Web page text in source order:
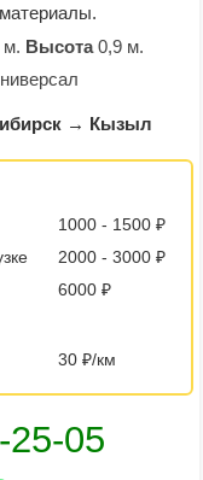
Высота0,9 м.
→ Кызыл
1000 - 1500 ₽
2000 - 3000 ₽
6000 ₽
30 ₽/км